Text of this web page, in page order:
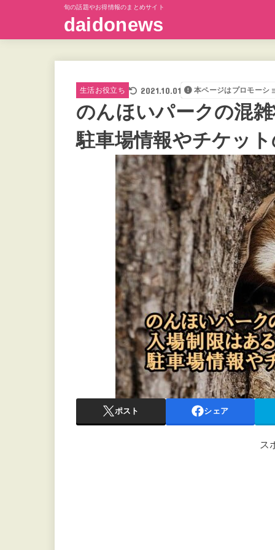
旬の話題やお得情報のまとめサイト
daidonews
生活お役立ち 2021.10.01 本ページはプロモーシ
のんほいパークの混
駐車場情報やチケッ
ポスト シェア
ス